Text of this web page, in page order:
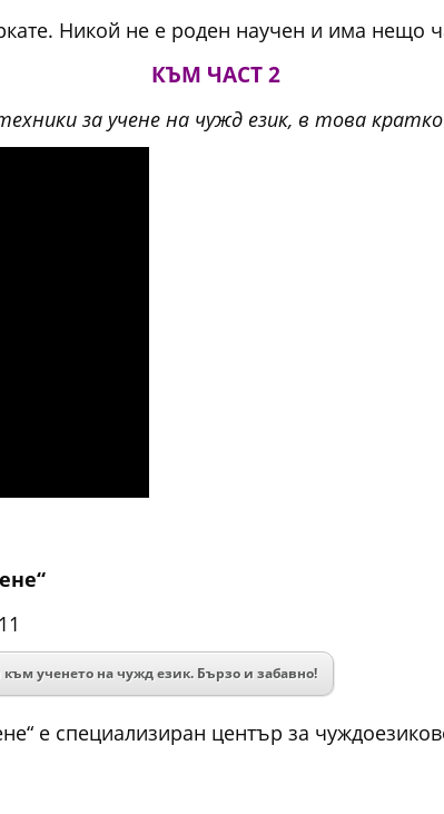
Никой не е роден научен и има нещо
КЪМ ЧАСТ 2
за учене на чужд език, в това
ученето на чужд език. Бързо и забавно!
е специализиран център за